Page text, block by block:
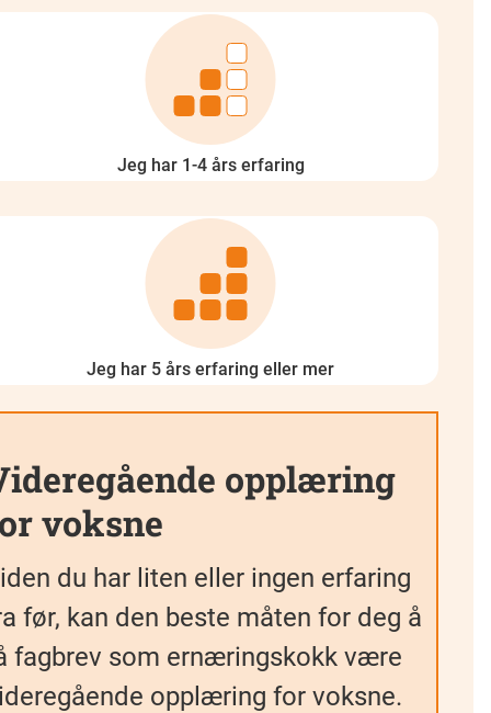
Jeg har 1-4 års erfaring
Jeg har 5 års erfaring eller mer
opplæring
voksne
du har liten eller ingen erfaring
før, kan den beste måten for deg å
fagbrev som ernæringskokk være
opplæring for voksne.